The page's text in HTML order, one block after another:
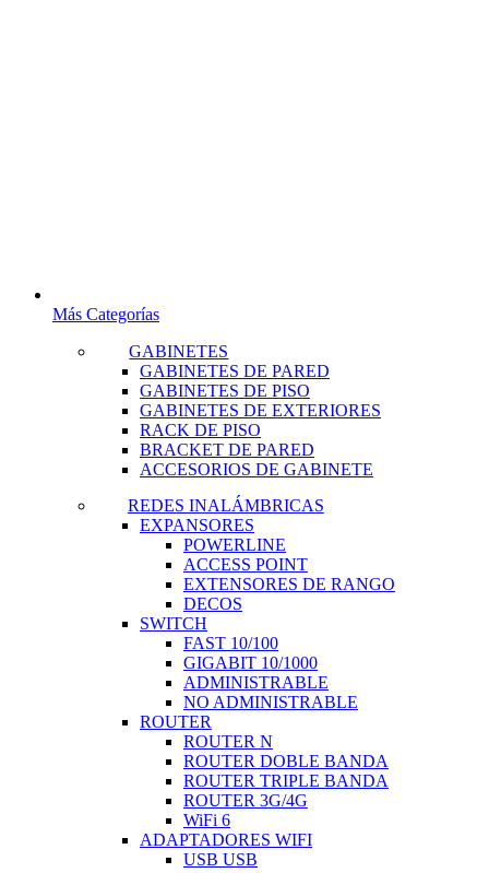
Más Categorías
GABINETES
GABINETES DE PARED
GABINETES DE PISO
GABINETES DE EXTERIORES
RACK DE PISO
BRACKET DE PARED
ACCESORIOS DE GABINETE
REDES INALÁMBRICAS
EXPANSORES
POWERLINE
ACCESS POINT
EXTENSORES DE RANGO
DECOS
SWITCH
FAST 10/100
GIGABIT 10/1000
ADMINISTRABLE
NO ADMINISTRABLE
ROUTER
ROUTER N
ROUTER DOBLE BANDA
ROUTER TRIPLE BANDA
ROUTER 3G/4G
WiFi 6
ADAPTADORES WIFI
USB USB